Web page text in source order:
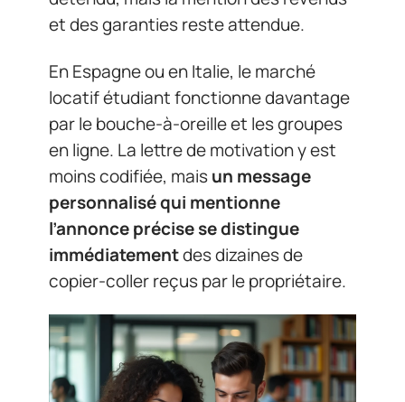
et des garanties reste attendue.
En Espagne ou en Italie, le marché
locatif étudiant fonctionne davantage
par le bouche-à-oreille et les groupes
en ligne. La lettre de motivation y est
moins codifiée, maisun message
personnalisé qui mentionne
l’annonce précise se distingue
immédiatementdes dizaines de
copier-coller reçus par le propriétaire.